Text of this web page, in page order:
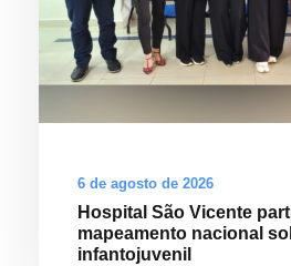
6 de agosto de 2026
Hospital São Vicente
mapeamento nacional
infantojuvenil